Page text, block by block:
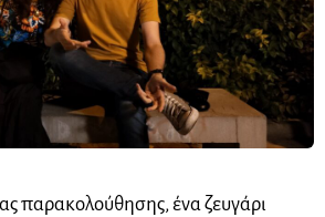
παρακολούθησης, ένα ζευγάρι